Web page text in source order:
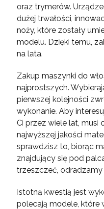
oraz trymerów.
dużej trwałości,
noży, które zostały
modelu. Dzięki temu,
na lata.
Zakup maszynki do
najprostszych.
pierwszej kolejności
wykonanie. Aby
Ci przez wiele lat, musi
najwyższej jakości
sprawdzisz to, biorąc
znajdujący się pod
trzeszczeć, odradzamy
Istotną kwestią jest
polecają modele, które